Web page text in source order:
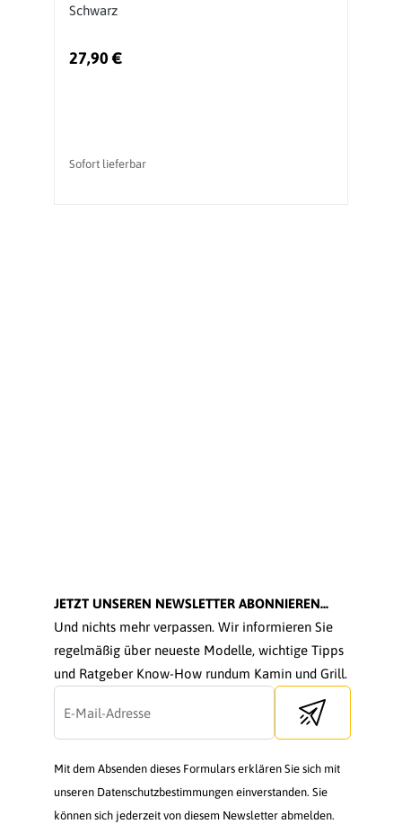
Schwarz
27,90 €
Sofort lieferbar
JETZT UNSEREN NEWSLETTER ABONNIEREN...
Und nichts mehr verpassen. Wir informieren Sie
regelmäßig über neueste Modelle, wichtige Tipps
und Ratgeber Know-How rundum Kamin und Grill.
Send newsletter
Mit dem Absenden dieses Formulars erklären Sie sich mit
unseren Datenschutzbestimmungen einverstanden. Sie
können sich jederzeit von diesem Newsletter abmelden.